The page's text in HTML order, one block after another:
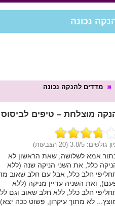
נכונה
מדדים להנקה נכונה
מוצלחת – טיפים
גולשים: 3.8/5 (20 הצבעות)
אמא לשלושה, שאת הראשון לא
כלל, את השני הניקה שנה (ללא
חלב כלל, אבל עם חלב שאוב
ואת השניה עדיין מניקה (ללא
חלב כלל, ללא חלב שאוב וגם
לא מתוך עיקרון, פשוט ככה יצא),